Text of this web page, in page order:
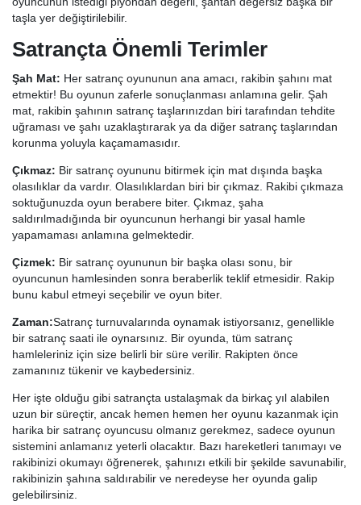
taşla yer değiştirilebilir.
Satrançta Önemli Terimler
Şah Mat: Her satranç oyununun ana amacı, rakibin şahını mat
etmektir! Bu oyunun zaferle sonuçlanması anlamına gelir. Şah
mat, rakibin şahının satranç taşlarınızdan biri tarafından tehdite
uğraması ve şahı uzaklaştırarak ya da diğer satranç taşlarından
korunma yoluyla kaçamamasıdır.
Çıkmaz: Bir satranç oyununu bitirmek için mat dışında başka
olasılıklar da vardır. Olasılıklardan biri bir çıkmaz. Rakibi çıkmaza
soktuğunuzda oyun berabere biter. Çıkmaz, şaha
saldırılmadığında bir oyuncunun herhangi bir yasal hamle
yapamaması anlamına gelmektedir.
Çizmek: Bir satranç oyununun bir başka olası sonu, bir
oyuncunun hamlesinden sonra beraberlik teklif etmesidir. Rakip
bunu kabul etmeyi seçebilir ve oyun biter.
Zaman:Satranç turnuvalarında oynamak istiyorsanız, genellikle
bir satranç saati ile oynarsınız. Bir oyunda, tüm satranç
hamleleriniz için size belirli bir süre verilir. Rakipten önce
zamanınız tükenir ve kaybedersiniz.
Her işte olduğu gibi satrançta ustalaşmak da birkaç yıl alabilen
uzun bir süreçtir, ancak hemen hemen her oyunu kazanmak için
harika bir satranç oyuncusu olmanız gerekmez, sadece oyunun
sistemini anlamanız yeterli olacaktır. Bazı hareketleri tanımayı ve
rakibinizi okumayı öğrenerek, şahınızı etkili bir şekilde savunabilir,
rakibinizin şahına saldırabilir ve neredeyse her oyunda galip
gelebilirsiniz.